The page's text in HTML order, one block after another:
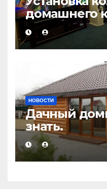
домашнего
настройка
НОВОСТИ
Дачный
знать.